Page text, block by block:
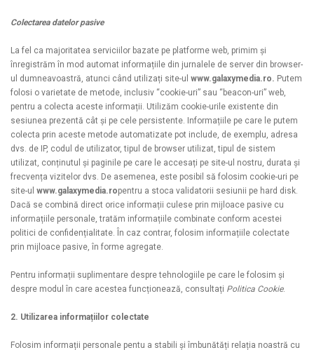
Colectarea datelor pasive
La fel ca majoritatea serviciilor bazate pe platforme web, primim și
înregistrăm în mod automat informațiile din jurnalele de server din browser-
ul dumneavoastră, atunci când utilizați site-ul www.galaxymedia.ro. Putem
folosi o varietate de metode, inclusiv “cookie-uri” sau “beacon-uri” web,
pentru a colecta aceste informații. Utilizăm cookie-urile existente din
sesiunea prezentă cât și pe cele persistente. Informațiile pe care le putem
colecta prin aceste metode automatizate pot include, de exemplu, adresa
dvs. de IP, codul de utilizator, tipul de browser utilizat, tipul de sistem
utilizat, conținutul și paginile pe care le accesați pe site-ul nostru, durata și
frecvența vizitelor dvs. De asemenea, este posibil să folosim cookie-uri pe
site-ul www.galaxymedia.ropentru a stoca validatorii sesiunii pe hard disk.
Dacă se combină direct orice informații culese prin mijloace pasive cu
informațiile personale, tratăm informațiile combinate conform acestei
politici de confidențialitate. În caz contrar, folosim informațiile colectate
prin mijloace pasive, în forme agregate.
Pentru informații suplimentare despre tehnologiile pe care le folosim și
despre modul în care acestea funcționează, consultați Politica Cookie.
2. Utilizarea informațiilor colectate
Folosim informații personale pentu a stabili și îmbunătăți relația noastră cu